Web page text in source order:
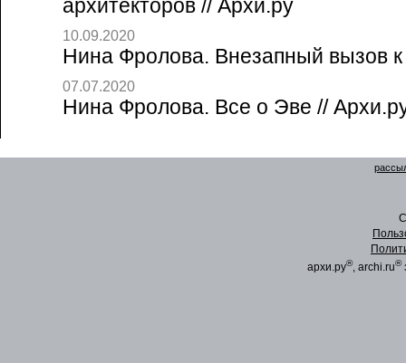
архитекторов // Архи.ру
10.09.2020
Нина Фролова. Внезапный вызов к
07.07.2020
Нина Фролова. Все о Эве //
архи.ру®, archi.ru®